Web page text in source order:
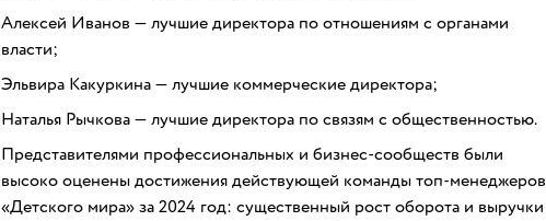
Алексей Иванов — лучшие директора по отношениям с органами
власти;
Эльвира Какуркина — лучшие коммерческие директора;
Наталья Рычкова — лучшие директора по связям с общественностью.
Представителями профессиональных и бизнес-сообществ были
высоко оценены достижения действующей команды топ-менеджеров
«Детского мира» за 2024 год: существенный рост оборота и выручки